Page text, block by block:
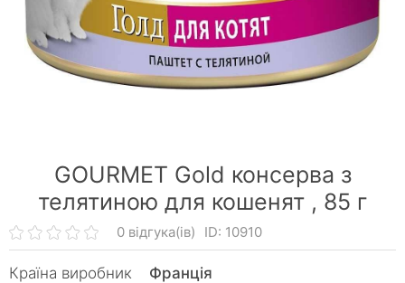
GOURMET Gold консерва з
телятиною для кошенят , 85 г
0 відгука(ів) ID: 10910
Країна виробник
Франція